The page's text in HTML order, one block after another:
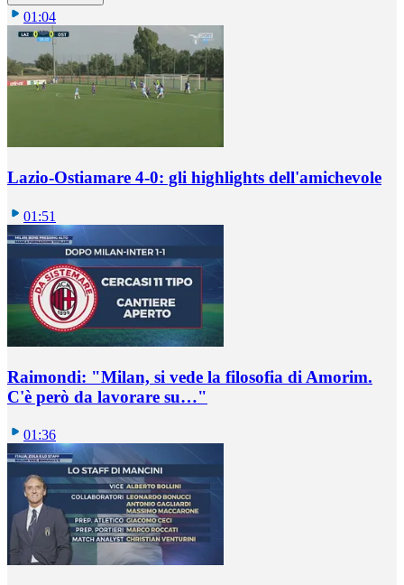
01:04
Lazio-Ostiamare 4-0: gli highlights dell'amichevole
01:51
Raimondi: "Milan, si vede la filosofia di Amorim.
C'è però da lavorare su…"
01:36